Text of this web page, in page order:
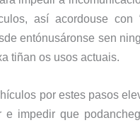
así acordouse con
entónusáronse sen
tiñan os usos actuais.
por estes pasos
e impedir que podan